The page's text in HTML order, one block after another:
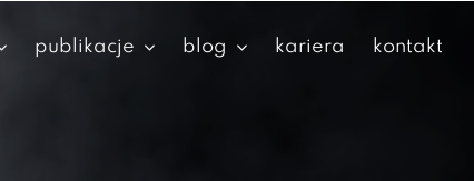
publikacje blog kariera kontakt